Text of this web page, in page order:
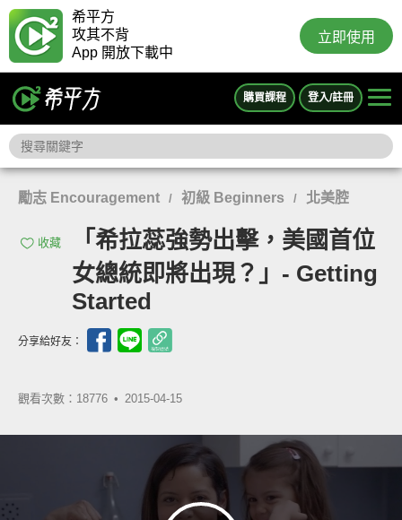
希平方
攻其不背
App 開放下載中
立即使用
購買課程 登入/註冊
勵志 Encouragement / 初級 Beginners / 北美腔
收藏
「希拉蕊強勢出擊，美國首位
女總統即將出現？」- Getting
Started
分享給好友：
觀看次數：18776 • 2015-04-15